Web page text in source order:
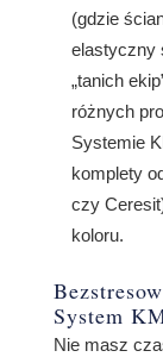
(gdzie
elastyczny
„tanich
różnych
Systemie
komplety
czy
koloru.
System
Nie masz